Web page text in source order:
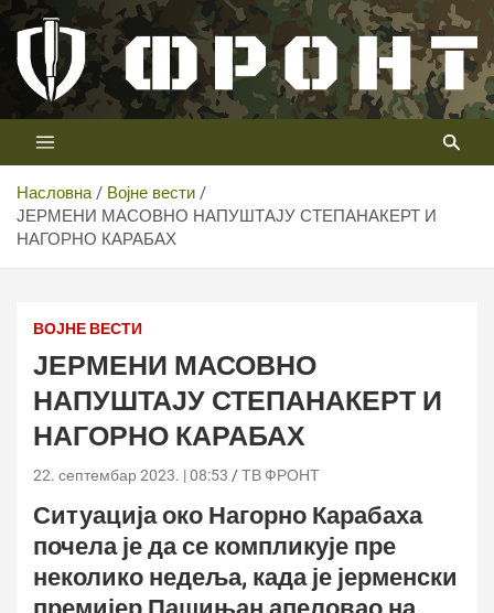
Скип
цонтент
Телевизија ФРОНТ
Први војни канал у Србији
Насловна
Војне вести
ЈЕРМЕНИ МАСОВНО НАПУШТАЈУ СТЕПАНАКЕРТ И
НАГОРНО КАРАБАХ
ВОЈНЕ ВЕСТИ
ЈЕРМЕНИ МАСОВНО
НАПУШТАЈУ СТЕПАНАКЕРТ И
НАГОРНО КАРАБАХ
22. септембар 2023. | 08:53 ТВ ФРОНТ
Ситуација око Нагорно Карабаха
почела је да се компликује пре
неколико недеља, када је јерменски